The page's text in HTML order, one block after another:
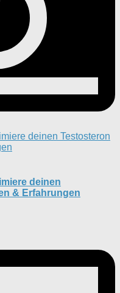
deinen
& Erfahrungen